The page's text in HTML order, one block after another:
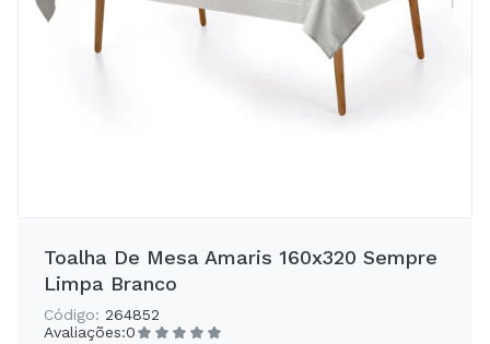
Toalha De Mesa Amaris 160x320 Sempre
Limpa Branco
Código: 264852
Avaliações:0